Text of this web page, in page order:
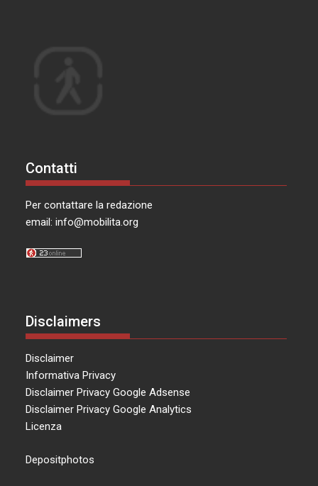
Contatti
Per contattare la redazione
email:info@mobilita.org
Disclaimers
Disclaimer
Informativa Privacy
Disclaimer Privacy Google Adsense
Disclaimer Privacy Google Analytics
Licenza
Depositphotos